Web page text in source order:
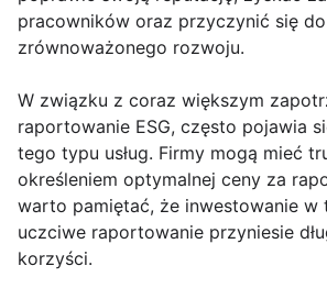
pracowników oraz przyczynić się
zrównoważonego rozwoju.
W związku z coraz większym
raportowanie ESG, często pojawia
tego typu usług. Firmy mogą mieć
określeniem optymalnej ceny za
warto pamiętać, że inwestowanie w
uczciwe raportowanie przyniesie
korzyści.